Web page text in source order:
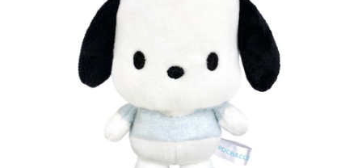
每筆NT$100，滿NT$999(含以上)免運費